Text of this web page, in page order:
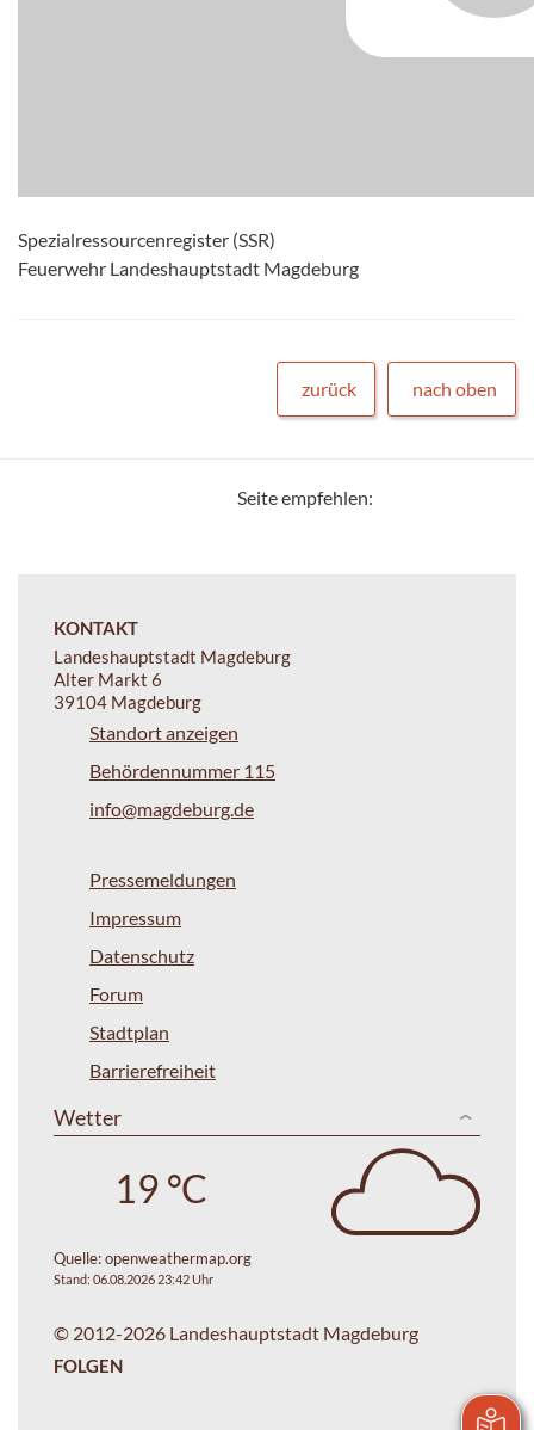
Spezialressourcenregister (SSR)
Feuerwehr Landeshauptstadt Magdeburg
zurück nach oben
Seite empfehlen:
KONTAKT
Landeshauptstadt Magdeburg
Alter Markt 6
39104 Magdeburg
Standort anzeigen
Behördennummer 115
info@magdeburg.de
Pressemeldungen
Impressum
Datenschutz
Forum
Stadtplan
Barrierefreiheit
Wetter
19 °C
Quelle:openweathermap.org
Stand: 06.08.2026 23:42 Uhr
© 2012-2026 Landeshauptstadt Magdeburg
FOLGEN